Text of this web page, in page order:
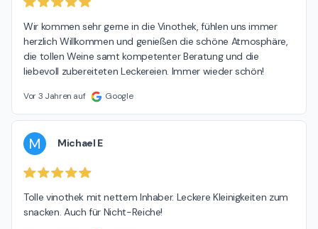
Wir kommen sehr gerne in die Vinothek, fühlen uns immer
herzlich Willkommen und genießen die schöne Atmosphäre,
die tollen Weine samt kompetenter Beratung und die
liebevoll zubereiteten Leckereien. Immer wieder schön!
Vor 3 Jahren auf Google
M Michael E
Tolle vinothek mit nettem Inhaber. Leckere Kleinigkeiten zum
snacken. Auch für Nicht-Reiche!